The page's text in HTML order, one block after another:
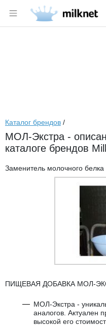
Раздел
Каталог брендов /
МОЛ-Экстра -
каталоге брендов
Заменитель молочного белка
ПИЩЕВАЯ ДОБАВКА МОЛ-
МОЛ-Экстра -
аналогов. Актуален
высокой его